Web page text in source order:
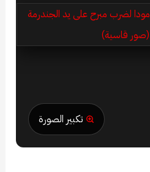
تكبير الصورة